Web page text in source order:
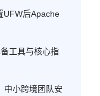
UFW后Apache
工具与核心指
中小跨境团队安